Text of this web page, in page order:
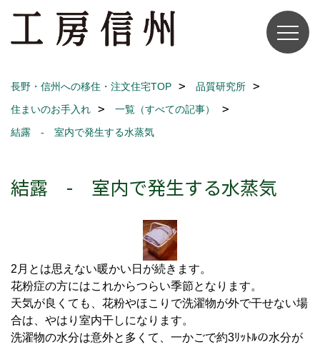
長野・信州への移住・注文住宅TOP
品質研究所
住まいのお手入れ
一覧（すべての記事）
結露 - 室内で発生する水蒸気
結露 - 室内で発生する水蒸気
2月とは思えない暖かい日が続きます。
花粉症の方にはこれからつらい季節となります。
天気が良くても、花粉やほこりで洗濯物が外で干せない場
合は、やはり室内干しになります。
洗濯物の水分は意外と多くて、一かごで約3ﾘｯﾄﾙの水分が